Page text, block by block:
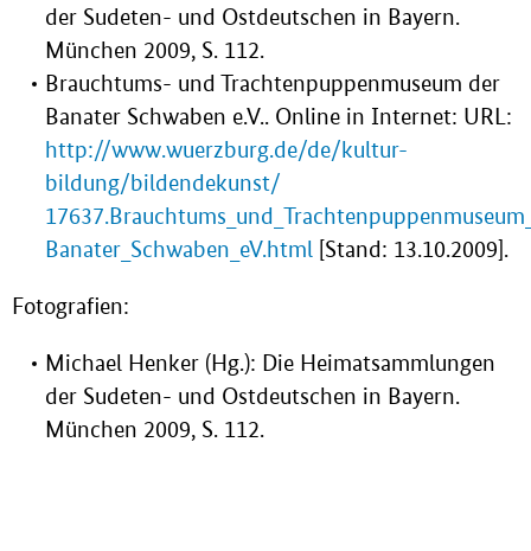
der Sudeten- und Ostdeutschen in Bayern.
München 2009, S. 112.
Brauchtums- und Trachtenpuppenmuseum der
Banater Schwaben e.V.. Online in Internet: URL:
http://www.wuerzburg.de/de/kultur-
bildung/bildendekunst/
Banater_Schwaben_eV.html [Stand: 13.10.2009].
Fotografien:
Michael Henker (Hg.): Die Heimatsammlungen
der Sudeten- und Ostdeutschen in Bayern.
München 2009, S. 112.